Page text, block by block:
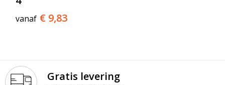
vanaf € 9,83
Gratis levering